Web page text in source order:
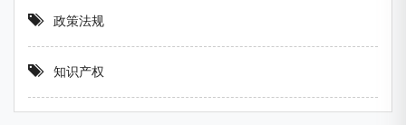
政策法规
知识产权